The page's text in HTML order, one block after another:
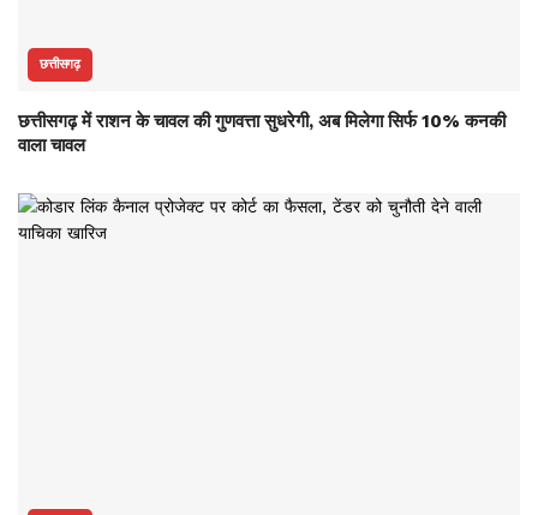
छत्तीसगढ़
छत्तीसगढ़ में राशन के चावल की गुणवत्ता सुधरेगी, अब मिलेगा सिर्फ 10% कनकी
वाला चावल